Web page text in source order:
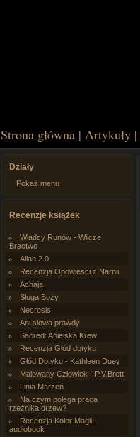
Strona główna | Artykuły |
Działy
Pokaż menu
Recenzje książek
Władcy Runów - Wilcze
Bractwo
Allah 2.0
Recenzja Opowiesci z Narnii
Achaja
Sługa Boży
Necrosis
Ani słowa prawdy
Sacred: Anielska Krew
Recenzja Głód dotyku
Głód Dotyku - Kathleen Duey
Malowany Człowiek - P.V.Brett
Linia Marzeń
Na czym polega praca
rzeźnika drzew?
Recenzja Kolor Magii -
audiobook